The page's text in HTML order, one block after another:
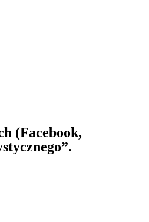
(Facebook,